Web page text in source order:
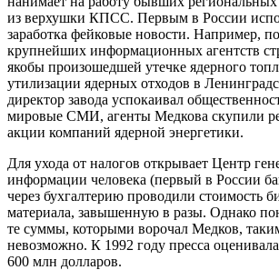
из верхушки КПСС. Первым в России
заработка фейковые новости. Например,
крупнейших информационных агентств
якобы произошедшей утечке ядерного
утилизации ядерных отходов в
директор завода успокаивал
мировые СМИ, агенты Медкова скупили
акции компаний ядерной энергетики.
Для ухода от налогов открывает Центр
информации человека (первый в России
через бухгалтерию проводили стоимость
материала, завышенную в разы. Однако
те суммы, которыми ворочал Медков,
невозможно. К 1992 году пресса
600 млн долларов.